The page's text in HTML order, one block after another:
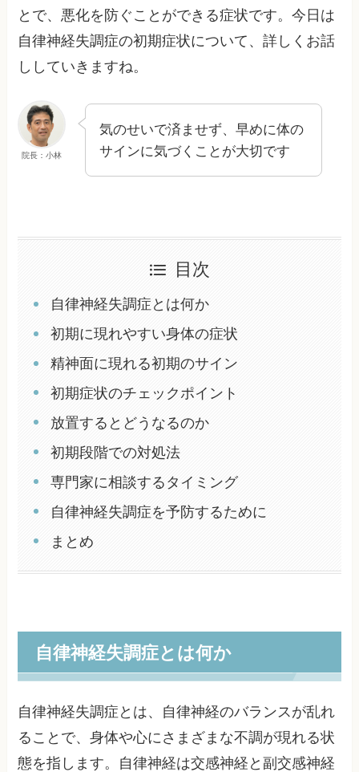
とで、悪化を防ぐことができる症状です。今日は
自律神経失調症の初期症状について、詳しくお話
ししていきますね。
院長：小林
気のせいで済ませず、早めに体の
サインに気づくことが大切です
目次
自律神経失調症とは何か
初期に現れやすい身体の症状
精神面に現れる初期のサイン
初期症状のチェックポイント
放置するとどうなるのか
初期段階での対処法
専門家に相談するタイミング
自律神経失調症を予防するために
まとめ
自律神経失調症とは何か
自律神経失調症とは、自律神経のバランスが乱れ
ることで、身体や心にさまざまな不調が現れる状
態を指します。自律神経は交感神経と副交感神経